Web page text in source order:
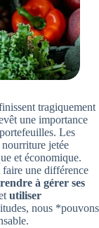
tragiquement
une importance
Les
jetée
et économique.
une différence
à gérer ses
utiliser
nous *pouvons